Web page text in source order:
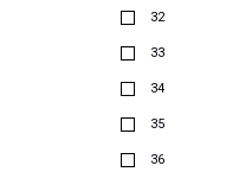
32
33
34
35
36